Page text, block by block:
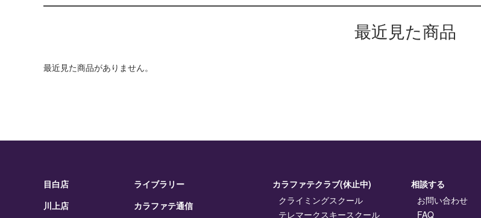
最近見た商品
最近見た商品がありません。
目白店
川上店
ライブラリー
カラファテ通信
カラファテクラブ(休止中)
クライミングスクール
テレマークスキースクール
相談する
お問い合わせ
FAQ